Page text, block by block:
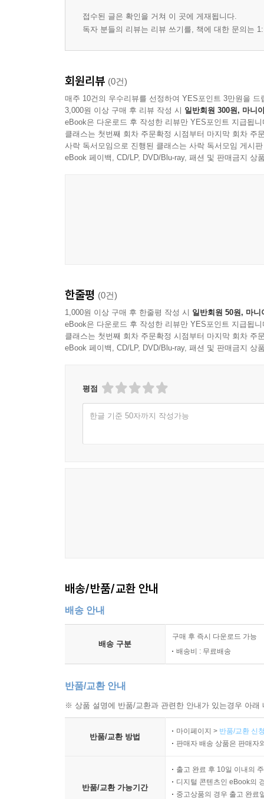
접수된 글은 확인을 거쳐 이 곳에 게재됩니다.
독자 분들의 리뷰는 리뷰 쓰기를, 책에 대한 문의는
회원리뷰 (0건)
매주 10건의 우수리뷰를 선정하여 YES포인트 3만원을 드
3,000원 이상 구매 후 리뷰 작성 시 일반회원 300원, 마니
eBook은 다운로드 후 작성한 리뷰만 YES포인트 지급됩니
클래스는 첫번째 회차 주문확정 시점부터 마지막 회차 주
사락 독서모임으로 진행된 클래스는 사락 독서모임 게시
eBook 페이백, CD/LP, DVD/Blu-ray, 패션 및 판매금지 상
한줄평 (0건)
1,000원 이상 구매 후 한줄평 작성 시 일반회원 50원, 마니
eBook은 다운로드 후 작성한 리뷰만 YES포인트 지급됩니
클래스는 첫번째 회차 주문확정 시점부터 마지막 회차 주
eBook 페이백, CD/LP, DVD/Blu-ray, 패션 및 판매금지 상
평점
한글 기준 50자까지 작성가능
배송/반품/교환 안내
배송 안내
배송 구분
구매 후 즉시 다운로드 가능
배송비 : 무료배송
반품/교환 안내
※ 상품 설명에 반품/교환과 관련한 안내가 있는경우 아
반품/교환 방법
마이페이지 > 반품/교환 신
판매자 배송 상품은 판매자
반품/교환 가능기간
출고 완료 후 10일 이내의
디지털 콘텐츠인 eBook의
중고상품의 경우 출고 완료